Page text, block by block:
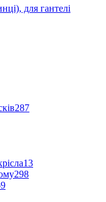
для гантелі
287
13
298